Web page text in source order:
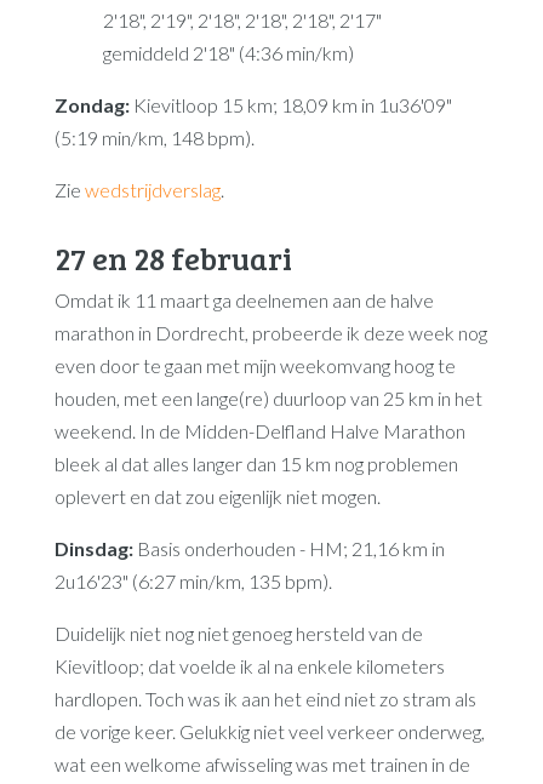
2'18", 2'19", 2'18", 2'18", 2'18", 2'17"
gemiddeld 2'18" (4:36 min/km)
Zondag:Kievitloop 15 km; 18,09 km in 1u36'09"
(5:19 min/km, 148 bpm).
Zie wedstrijdverslag.
27 en 28 februari
Omdat ik 11 maart ga deelnemen aan de halve
marathon in Dordrecht, probeerde ik deze week nog
even door te gaan met mijn weekomvang hoog te
houden, met een lange(re) duurloop van 25 km in het
weekend. In de Midden-Delfland Halve Marathon
bleek al dat alles langer dan 15 km nog problemen
oplevert en dat zou eigenlijk niet mogen.
Dinsdag:Basis onderhouden - HM; 21,16 km in
2u16'23" (6:27 min/km, 135 bpm).
Duidelijk niet nog niet genoeg hersteld van de
Kievitloop; dat voelde ik al na enkele kilometers
hardlopen. Toch was ik aan het eind niet zo stram als
de vorige keer. Gelukkig niet veel verkeer onderweg,
wat een welkome afwisseling was met trainen in de